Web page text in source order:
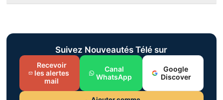
Suivez Nouveautés Télé sur
Recevoir
les alertes
mail
Canal
WhatsApp
Google
Discover